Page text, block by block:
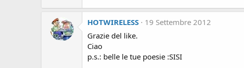
HOTWIRELESS
19 Settembre 2012
Grazie del like.
Ciao
p.s.: belle le tue poesie :SISI